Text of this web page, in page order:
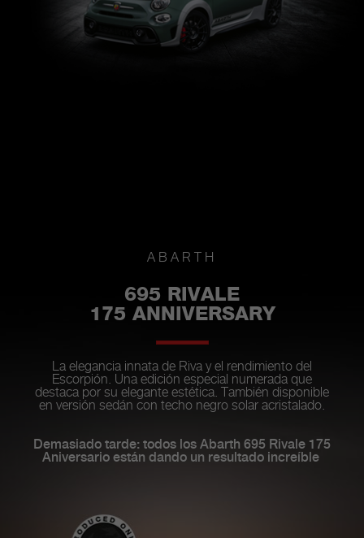
ABARTH
695 RIVALE
175 ANNIVERSARY
La elegancia innata de Riva y el rendimiento del
Escorpión. Una edición especial numerada que
destaca por su elegante estética. También disponible
en versión sedán con techo negro solar acristalado.
Demasiado tarde: todos los Abarth 695 Rivale 175
Aniversario están dando un resultado increíble